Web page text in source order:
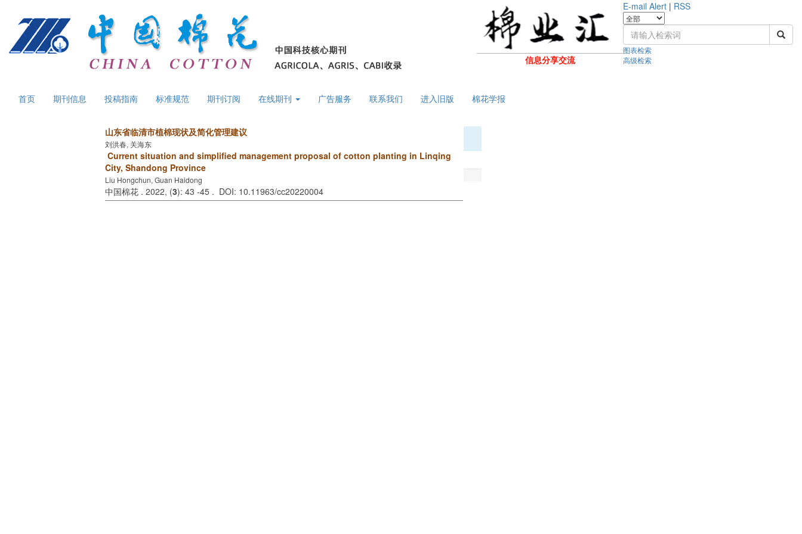
信息分享交流
E-mail Alert | RSS
图表检索
高级检索
首页 期刊信息 投稿指南 标准规范 期刊订阅 在线期刊 广告服务 联系我们 进入旧版 棉花学报
山东省临清市植棉现状及简化管理建议
刘洪春, 关海东
Current situation and simplified management proposal of cotton planting in Linqing
City, Shandong Province
Liu Hongchun, Guan Haidong
中国棉花 . 2022, (3): 43 -45 . DOI: 10.11963/cc20220004